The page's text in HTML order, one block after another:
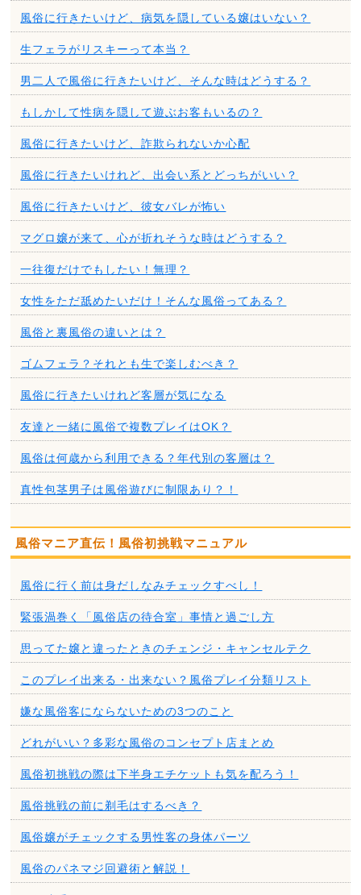
風俗に行きたいけど、病気を隠している嬢はいない？
生フェラがリスキーって本当？
男二人で風俗に行きたいけど、そんな時はどうする？
もしかして性病を隠して遊ぶお客もいるの？
風俗に行きたいけど、詐欺られないか心配
風俗に行きたいけれど、出会い系とどっちがいい？
風俗に行きたいけど、彼女バレが怖い
マグロ嬢が来て、心が折れそうな時はどうする？
一往復だけでもしたい！無理？
女性をただ舐めたいだけ！そんな風俗ってある？
風俗と裏風俗の違いとは？
ゴムフェラ？それとも生で楽しむべき？
風俗に行きたいけれど客層が気になる
友達と一緒に風俗で複数プレイはOK？
風俗は何歳から利用できる？年代別の客層は？
真性包茎男子は風俗遊びに制限あり？！
風俗マニア直伝！風俗初挑戦マニュアル
風俗に行く前は身だしなみチェックすべし！
緊張渦巻く「風俗店の待合室」事情と過ごし方
思ってた嬢と違ったときのチェンジ・キャンセルテク
このプレイ出来る・出来ない？風俗プレイ分類リスト
嫌な風俗客にならないための3つのこと
どれがいい？多彩な風俗のコンセプト店まとめ
風俗初挑戦の際は下半身エチケットも気を配ろう！
風俗挑戦の前に剃毛はするべき？
風俗嬢がチェックする男性客の身体パーツ
風俗のパネマジ回避術と解説！